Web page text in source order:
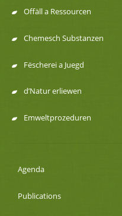
Offäll a Ressourcen
Chemesch Substanzen
Fëscherei a Juegd
d’Natur erliewen
Emweltprozeduren
Agenda
Publications